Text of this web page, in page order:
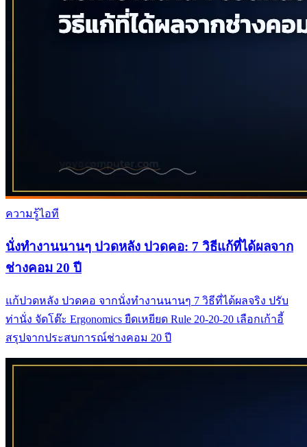
ความรู้ไอที
นั่งทำงานนานๆ ปวดหลัง ปวดคอ: 7 วิธีแก้ที่ได้ผลจาก
ช่างคอม 20 ปี
แก้ปวดหลัง ปวดคอ จากนั่งทำงานนานๆ 7 วิธีที่ได้ผลจริง ปรับ
ท่านั่ง จัดโต๊ะ Ergonomics ยืดเหยียด Rule 20-20-20 เลือกเก้าอี้
สรุปจากประสบการณ์ช่างคอม 20 ปี